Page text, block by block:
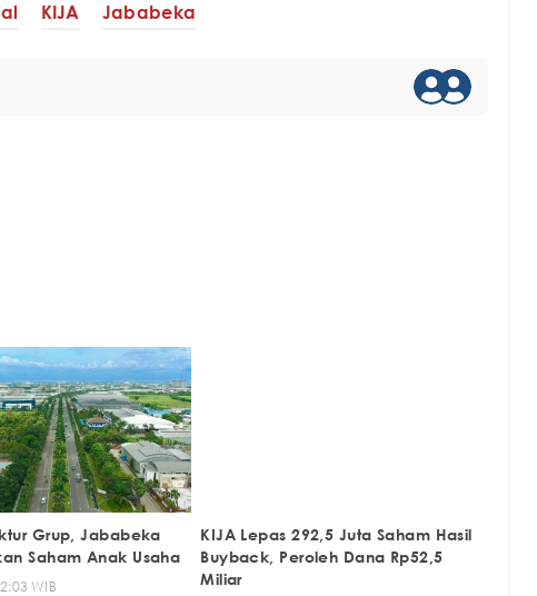
KIJA Jababeka
Grup, Jababeka
Saham Anak Usaha
WIB
KIJA Lepas 292,5 Juta Saham Hasil
Buyback, Peroleh Dana Rp52,5
Miliar